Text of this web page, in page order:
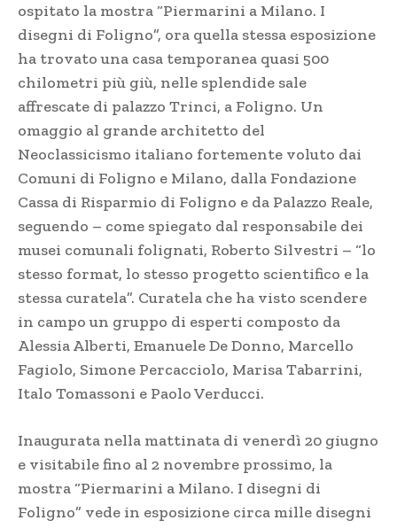
ospitato la mostra “Piermarini a Milano. I
disegni di Foligno”, ora quella stessa esposizione
ha trovato una casa temporanea quasi 500
chilometri più giù, nelle splendide sale
affrescate di palazzo Trinci, a Foligno. Un
omaggio al grande architetto del
Neoclassicismo italiano fortemente voluto dai
Comuni di Foligno e Milano, dalla Fondazione
Cassa di Risparmio di Foligno e da Palazzo Reale,
seguendo – come spiegato dal responsabile dei
musei comunali folignati, Roberto Silvestri – “lo
stesso format, lo stesso progetto scientifico e la
stessa curatela”. Curatela che ha visto scendere
in campo un gruppo di esperti composto da
Alessia Alberti, Emanuele De Donno, Marcello
Fagiolo, Simone Percacciolo, Marisa Tabarrini,
Italo Tomassoni e Paolo Verducci.
Inaugurata nella mattinata di venerdì 20 giugno
e visitabile fino al 2 novembre prossimo, la
mostra “Piermarini a Milano. I disegni di
Foligno” vede in esposizione circa mille disegni